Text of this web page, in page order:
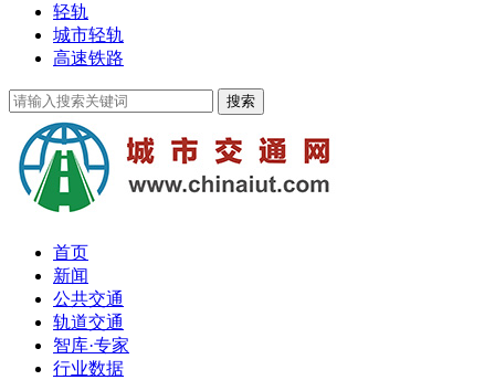
轻轨
城市轻轨
高速铁路
首页
新闻
公共交通
轨道交通
智库·专家
行业数据